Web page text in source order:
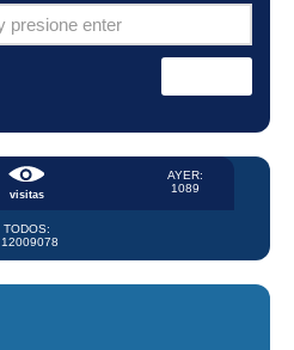
visitas
AYER:
1089
TODOS:
12009078